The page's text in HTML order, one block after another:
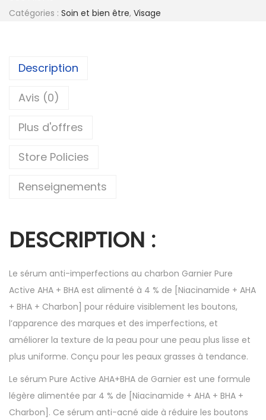
Catégories : Soin et bien être, Visage
Description
Avis (0)
Plus d'offres
Store Policies
Renseignements
DESCRIPTION :
Le sérum anti-imperfections au charbon Garnier Pure
Active AHA + BHA est alimenté à 4 % de [Niacinamide + AHA
+ BHA + Charbon] pour réduire visiblement les boutons,
l’apparence des marques et des imperfections, et
améliorer la texture de la peau pour une peau plus lisse et
plus uniforme. Conçu pour les peaux grasses à tendance.
Le sérum Pure Active AHA+BHA de Garnier est une formule
légère alimentée par 4 % de [Niacinamide + AHA + BHA +
Charbon]. Ce sérum anti-acné aide à réduire les boutons